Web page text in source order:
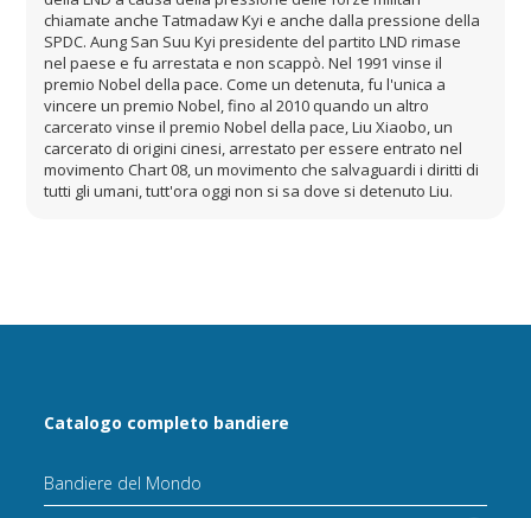
chiamate anche Tatmadaw Kyi e anche dalla pressione della
SPDC. Aung San Suu Kyi presidente del partito LND rimase
nel paese e fu arrestata e non scappò. Nel 1991 vinse il
premio Nobel della pace. Come un detenuta, fu l'unica a
vincere un premio Nobel, fino al 2010 quando un altro
carcerato vinse il premio Nobel della pace, Liu Xiaobo, un
carcerato di origini cinesi, arrestato per essere entrato nel
movimento Chart 08, un movimento che salvaguardi i diritti di
tutti gli umani, tutt'ora oggi non si sa dove si detenuto Liu.
Catalogo completo bandiere
Bandiere del Mondo